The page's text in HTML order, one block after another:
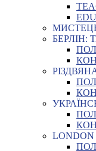
БЕРЛІН:
LONDON